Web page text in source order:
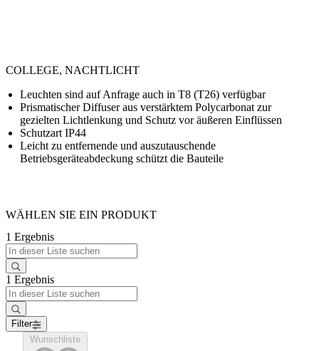
COLLEGE, NACHTLICHT
Leuchten sind auf Anfrage auch in T8 (T26) verfügbar
Prismatischer Diffuser aus verstärktem Polycarbonat zur
gezielten Lichtlenkung und Schutz vor äußeren Einflüssen
Schutzart IP44
Leicht zu entfernende und auszutauschende
Betriebsgeräteabdeckung schützt die Bauteile
WÄHLEN SIE EIN PRODUKT
1 Ergebnis
1 Ergebnis
Filter